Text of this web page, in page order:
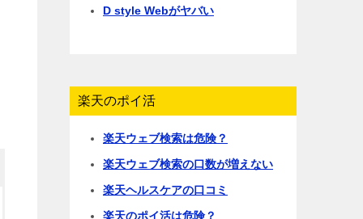
D style Webがヤバい
楽天のポイ活
楽天ウェブ検索は危険？
楽天ウェブ検索の口数が増えない
楽天ヘルスケアの口コミ
楽天のポイ活は危険？